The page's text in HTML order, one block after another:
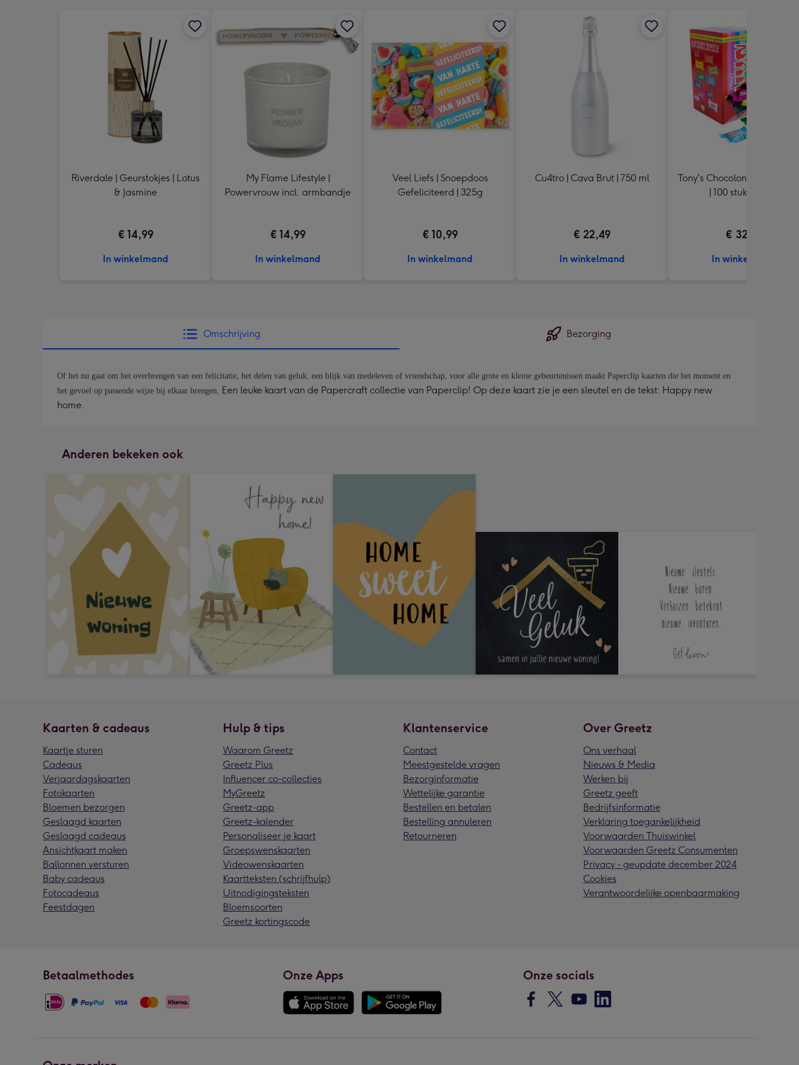
Riverdale | Geurstokjes | Lotus
& Jasmine
€ 14,99
In winkelmand
My Flame Lifestyle |
Powervrouw incl. armbandje
€ 14,99
In winkelmand
Veel Liefs | Snoepdoos
Gefeliciteerd | 325g
€ 10,99
In winkelmand
Cu4tro | Cava Brut | 750 ml
€ 22,49
In winkelmand
Tony's Chocolonely | Tiny
| 100 stuks | 900g
€ 32,99
In winkelmand
Omschrijving Bezorging
Of het nu gaat om het overbrengen van een felicitatie, het delen van geluk, een blijk van medeleven of vriendschap, voor alle grote en kleine gebeurtenissen maakt Paperclip kaarten die het moment en
het gevoel op passende wijze bij elkaar brengen.
Een leuke kaart van de Papercraft collectie van Paperclip! Op deze kaart zie je een sleutel en de tekst: Happy new
home.
Anderen bekeken ook
Kaarten & cadeaus
Kaartje sturen
Cadeaus
Verjaardagskaarten
Fotokaarten
Bloemen bezorgen
Geslaagd kaarten
Geslaagd cadeaus
Ansichtkaart maken
Ballonnen versturen
Baby cadeaus
Fotocadeaus
Feestdagen
Hulp & tips
Waarom Greetz
Greetz Plus
Influencer co-collecties
MyGreetz
Greetz-app
Greetz-kalender
Personaliseer je kaart
Groepswenskaarten
Videowenskaarten
Kaartteksten (schrijfhulp)
Uitnodigingsteksten
Bloemsoorten
Greetz kortingscode
Klantenservice
Contact
Meestgestelde vragen
Bezorginformatie
Wettelijke garantie
Bestellen en betalen
Bestelling annuleren
Retourneren
Over Greetz
Ons verhaal
Nieuws & Media
Werken bij
Greetz geeft
Bedrijfsinformatie
Verklaring toegankelijkheid
Voorwaarden Thuiswinkel
Voorwaarden Greetz Consumenten
Privacy - geupdate december 2024
Cookies
Verantwoordelijke openbaarmaking
Betaalmethodes Onze Apps Onze socials